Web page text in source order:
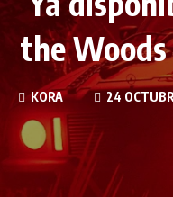
the
KORA 24